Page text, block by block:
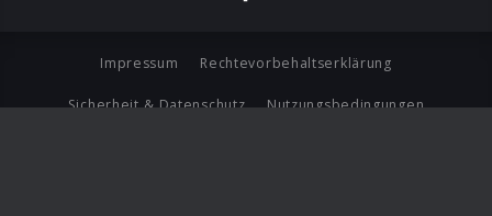
Impressum Rechtevorbehaltserklärung
Sicherheit & Datenschutz Nutzungsbedingungen